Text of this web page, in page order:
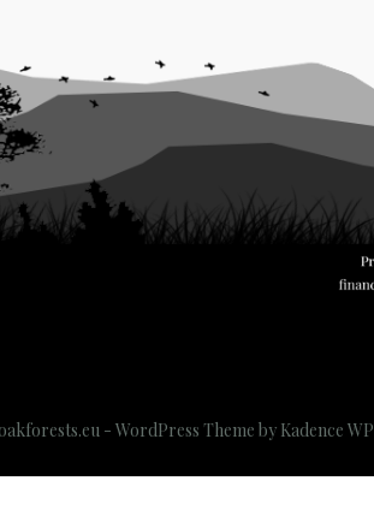
контрастность
шрифт
- WordPress Theme by Kadence WP